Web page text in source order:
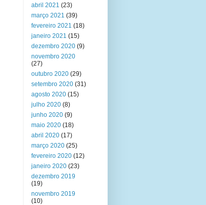
abril 2021 (23)
março 2021 (39)
fevereiro 2021 (18)
janeiro 2021 (15)
dezembro 2020 (9)
novembro 2020
(27)
outubro 2020 (29)
setembro 2020 (31)
agosto 2020 (15)
julho 2020 (8)
junho 2020 (9)
maio 2020 (18)
abril 2020 (17)
março 2020 (25)
fevereiro 2020 (12)
janeiro 2020 (23)
dezembro 2019
(19)
novembro 2019
(10)